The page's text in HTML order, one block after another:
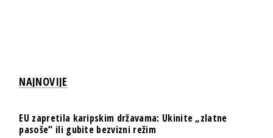
NAJNOVIJE
EU zapretila karipskim državama: Ukinite „zlatne
pasoše“ ili gubite bezvizni režim